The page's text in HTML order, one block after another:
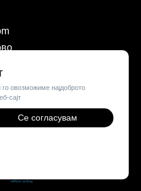
овозможиме најдоброто
сајт
Се согласувам